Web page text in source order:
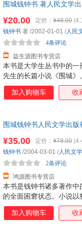
围城钱钟书 著人民文学
本书是大学生丛书中的
先生的长篇小说《围城
究不可缺少的重要书籍
同专业的大学生阅读收藏
¥20.00 定价： ¥48.00
益生源图书专营店
4条评论
钱钟书 著 /2002-01-01 /人民
加入购物车 收
围城钱钟书人民文学出版
本书是钱钟书诸多著作
的全面困窘状态。小说
性思考。
¥35.00 定价： ¥78.00
鸿源图书专营店
2条评论
钱钟书 /2004-03-01 /人民文
加入购物车 收